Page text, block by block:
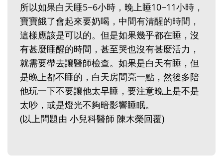
所以如果白天睡5~6小時，晚上睡10~11小時，
寶寶餓了會起來要奶喝，中間有清醒的時間，
這樣應該是可以的。但是如果幾乎都在睡，沒
有甚麼睡醒的時間，甚至哭也沒有甚麼活力，
就需要帶去讓醫師檢查。如果是白天有睡，但
是晚上都不睡的，白天房間亮一點，然後多陪
他玩一下不要讓他太早睡，要注意晚上是不是
太吵，或是燈光不夠暗影響睡眠。
(以上問題由 小兒科醫師 陳木榮回覆)